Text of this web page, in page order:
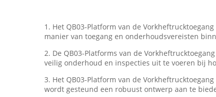
1. Het QB03-Platform van de
manier van toegang en onderhoudsvereisten
2. De QB03-Platforms van de
veilig onderhoud en inspecties uit te voeren bij
3. Het QB03-Platform van de
wordt gesteund een robuust ontwerp aan te